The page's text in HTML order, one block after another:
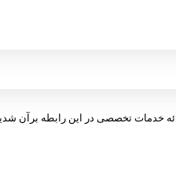
خدمات تخصصی در این رابطه برآن